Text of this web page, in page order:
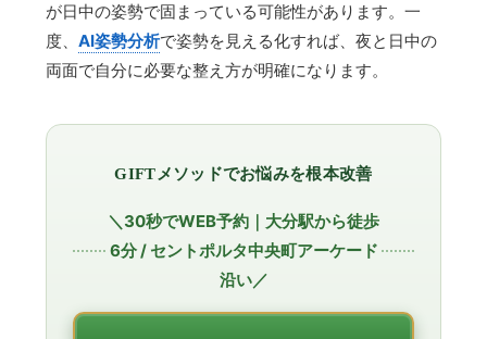
が日中の姿勢で固まっている可能性があります。一
度、AI姿勢分析で姿勢を見える化すれば、夜と日中の
両面で自分に必要な整え方が明確になります。
GIFTメソッドでお悩みを根本改善
＼30秒でWEB予約｜大分駅から徒歩
6分 / セントポルタ中央町アーケード
沿い／